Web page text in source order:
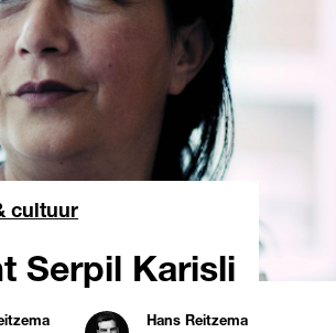
cultuur
Serpil Karisli
Hans Reitzema